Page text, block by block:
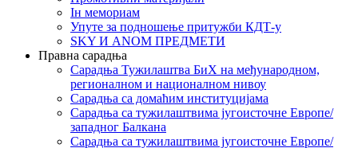
Iн мемориам
Упуте за подношење притужби КДТ-у
SKY И ANOM ПРЕДМЕТИ
Правна сарадња
Сарадња Тужилаштва БиХ на међународном,
регионалном и националном нивоу
Сарадња са домаћим институцијама
Сарадња са тужилаштвима југоисточне Европе/
западног Балкана
Сарадња са тужилаштвима југоисточне Европе/